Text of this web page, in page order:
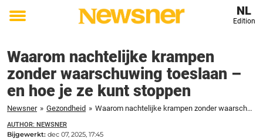
Toggle
NL
Edition
Waarom nachtelijke krampen
zonder waarschuwing toeslaan –
en hoe je ze kunt stoppen
Newsner » Gezondheid » Waarom nachtelijke krampen zonder waarschuwing toeslaan – en hoe je ze kunt stoppen
AUTHOR: NEWSNER
Bijgewerkt: dec 07, 2025, 17:45